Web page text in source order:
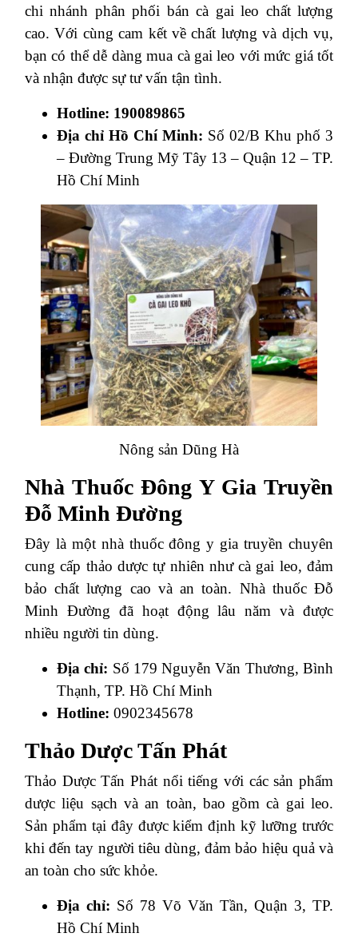
chi nhánh phân phối bán cà gai leo chất lượng
cao. Với cùng cam kết về chất lượng và dịch vụ,
bạn có thể dễ dàng mua cà gai leo với mức giá tốt
và nhận được sự tư vấn tận tình.
Hotline: 190089865
Địa chỉ Hồ Chí Minh: Số 02/B Khu phố 3
– Đường Trung Mỹ Tây 13 – Quận 12 – TP.
Hồ Chí Minh
Nông sản Dũng Hà
Nhà Thuốc Đông Y Gia Truyền
Đỗ Minh Đường
Đây là một nhà thuốc đông y gia truyền chuyên
cung cấp thảo dược tự nhiên như cà gai leo, đảm
bảo chất lượng cao và an toàn. Nhà thuốc Đỗ
Minh Đường đã hoạt động lâu năm và được
nhiều người tin dùng.
Địa chỉ: Số 179 Nguyễn Văn Thương, Bình
Thạnh, TP. Hồ Chí Minh
Hotline: 0902345678
Thảo Dược Tấn Phát
Thảo Dược Tấn Phát nổi tiếng với các sản phẩm
dược liệu sạch và an toàn, bao gồm cà gai leo.
Sản phẩm tại đây được kiểm định kỹ lưỡng trước
khi đến tay người tiêu dùng, đảm bảo hiệu quả và
an toàn cho sức khỏe.
Địa chỉ: Số 78 Võ Văn Tần, Quận 3, TP.
Hồ Chí Minh